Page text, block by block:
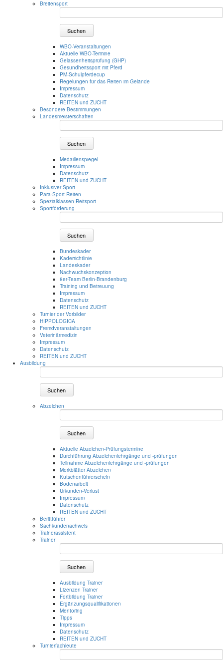
Breitensport
Suchen
WBO-Veranstaltungen
Aktuelle WBO-Termine
Gelassenheitsprüfung (GHP)
Gesundheitssport mit Pferd
PM-Schulpferdecup
Regelungen für das Reiten im Gelände
Impressum
Datenschutz
REITEN und ZUCHT
Besondere Bestimmungen
Landesmeisterschaften
Suchen
Medaillenspiegel
Impressum
Datenschutz
REITEN und ZUCHT
Inklusiver Sport
Para-Sport Reiten
Spezialklassen Reitsport
Sportförderung
Suchen
Bundeskader
Kaderrichtlinie
Landeskader
Nachwuchskonzeption
8er-Team Berlin-Brandenburg
Training und Betreuung
Impressum
Datenschutz
REITEN und ZUCHT
Turnier der Vorbilder
HIPPOLOGICA
Fremdveranstaltungen
Veterinärmedizin
Impressum
Datenschutz
REITEN und ZUCHT
Ausbildung
Suchen
Abzeichen
Suchen
Aktuelle Abzeichen-Prüfungstermine
Durchführung Abzeichenlehrgänge und -prüfungen
Teilnahme Abzeichenlehrgänge und -prüfungen
Merkblätter Abzeichen
Kutschenführerschein
Bodenarbeit
Urkunden-Verlust
Impressum
Datenschutz
REITEN und ZUCHT
Berittführer
Sachkundenachweis
Trainerassistent
Trainer
Suchen
Ausbildung Trainer
Lizenzen Trainer
Fortbildung Trainer
Ergänzungsqualifikationen
Mentoring
Tipps
Impressum
Datenschutz
REITEN und ZUCHT
Turnierfachleute